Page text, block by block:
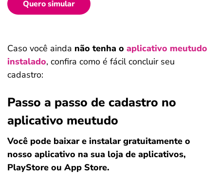
Quero simular
Caso você ainda não tenha o aplicativo meutudo
instalado, confira como é fácil concluir seu
cadastro:
Passo a passo de cadastro no
aplicativo meutudo
Você pode baixar e instalar gratuitamente o
nosso aplicativo na sua loja de aplicativos,
PlayStore ou App Store.